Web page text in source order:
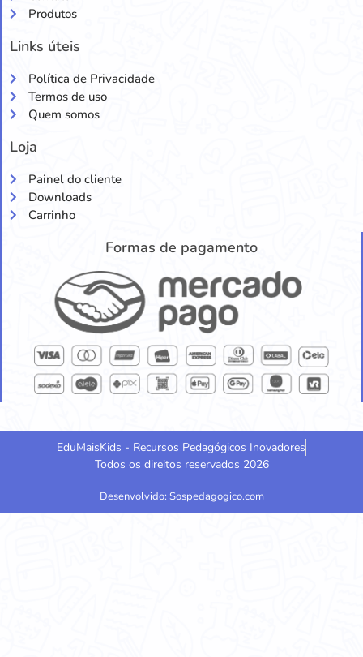
Produtos
Links úteis
Política de Privacidade
Termos de uso
Quem somos
Loja
Painel do cliente
Downloads
Carrinho
Formas de pagamento
EduMaisKids - Recursos Pedagógicos Inovadores
Todos os direitos reservados 2026
Desenvolvido: Sospedagogico.com